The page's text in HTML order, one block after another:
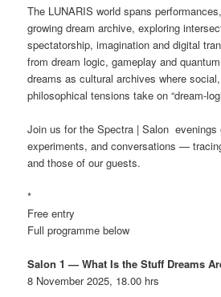
The LUNARIS world spans
growing dream archive, exploring
spectatorship, imagination and digital
from dream logic, gameplay and
dreams as cultural archives where
philosophical tensions take on “dream-
Join us for the Spectra | Salon evenings
experiments, and conversations —
and those of our guests.
*
Free entry
Full programme below
Salon 1 — What Is the Stuff Dreams
8 November 2025, 18.00 hrs